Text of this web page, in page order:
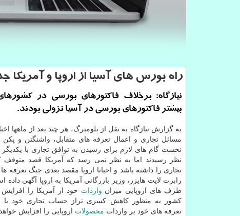
راه بورس های آسیا از اروپا و آمریكا
نیازگاه: برخلاف فاكتورهای بورسی در
بیشتر فاكتورهای بورسی در آسیا نزولی بودند.
به گزارش نیازگاه به نقل از بلومبرگ، هر چند بعد از ماهها
مسائل تجاری و اعمال تعرفه های متقابل، واشنگتن و پكن
نخست گام های لازم برای رسیدن به توافق تجاری با یكدیگر
نظر رسیدند اما به نظر نمی رسد كه آمریكا قصد
تجاری را داشته باشد و احیانا اروپا مقصد بعدی جنگ تعرفه ها
رابرت لایت هایزر، وزیر بازرگانی آمریكا به اروپا آگهی داده
طرف های اروپایی میزان واردات خود از آمریكا را افزایش
كشور به منظور كاهش كسری تراز حساب تجاری خود با
تعرفه های خود بر واردات محصولات اروپایی را افزایش